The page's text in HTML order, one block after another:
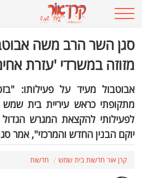
סגן השר הרב משה
מזוזה במשרדי 'עזרת
אבוטבול מעיד על פעילותו:
מתקופתי כראש עיריית בית
לפעילותי להקצאת המגרש
יוקם הבנין החדש והמרכזי", אמר
קרן אור חדשות בית שמש חדשות